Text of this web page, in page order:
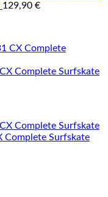
129,90 €
Complete Surfskate
Complete Surfskate